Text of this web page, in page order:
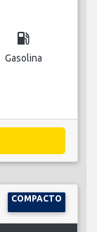
local_gas_station
Gasolina
COMPACTO